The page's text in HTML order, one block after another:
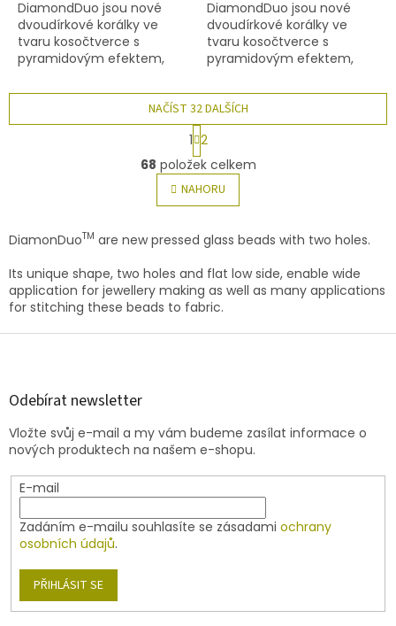
DiamondDuo jsou nové
dvoudírkové korálky ve
tvaru kosočtverce s
pyramidovým efektem,
balení 20 ks nebo níže
uvedené. Barva alabastr s
dekorem 14457.
DiamondDuo jsou nové
dvoudírkové korálky ve
tvaru kosočtverce s
pyramidovým efektem,
balení 20 ks nebo níže
uvedené. Barva alabastr s
dekorem 14464.
O
v
l
á
a
í
p
r
k
i
s
u
NAČÍST 32 DALŠÍCH
S
t
r
á
n
k
v
á
n
í
1 2
68 položek celkem
NAHORU
DiamonDuoTM are new pressed glass beads with two holes.
Its unique shape, two holes and flat low side, enable wide
application for jewellery making as well as many applications
for stitching these beads to fabric.
Z
Odebírat newsletter
Vložte svůj e-mail a my vám budeme zasílat informace o
nových produktech na našem e-shopu.
E-mail
Zadáním e-mailu souhlasíte se zásadami ochrany
osobních údajů.
PŘIHLÁSIT SE